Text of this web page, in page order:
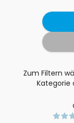
Zum Filtern
Kategorie